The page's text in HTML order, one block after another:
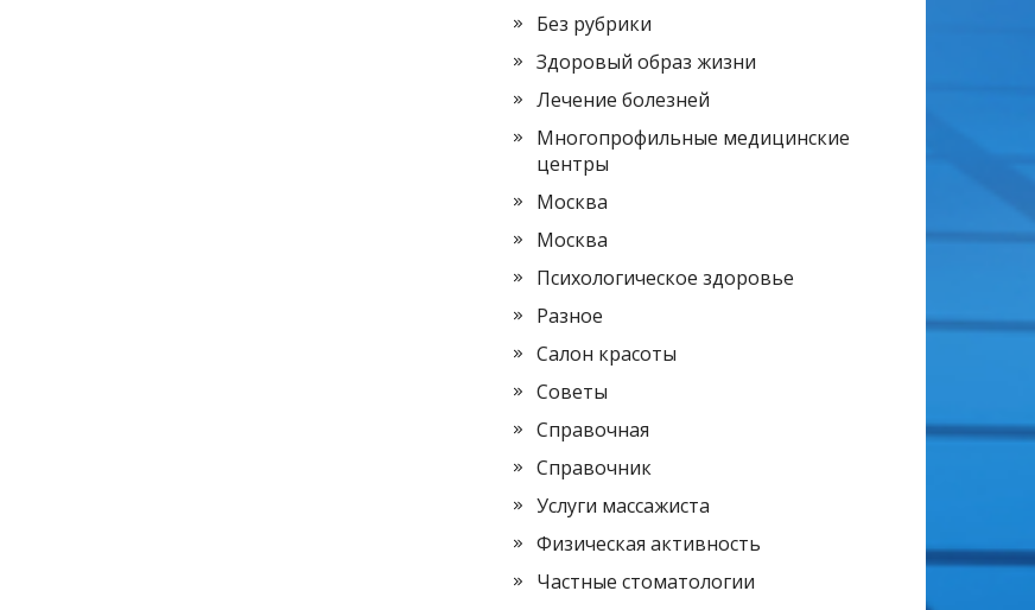
Без рубрики
Здоровый образ жизни
Лечение болезней
Многопрофильные медицинские
центры
Москва
Москва
Психологическое здоровье
Разное
Салон красоты
Советы
Справочная
Справочник
Услуги массажиста
Физическая активность
Частные стоматологии